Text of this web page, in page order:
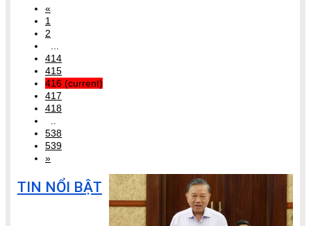
«
1
2
...
414
415
416 (current)
417
418
..
538
539
»
TIN NỔI BẬT